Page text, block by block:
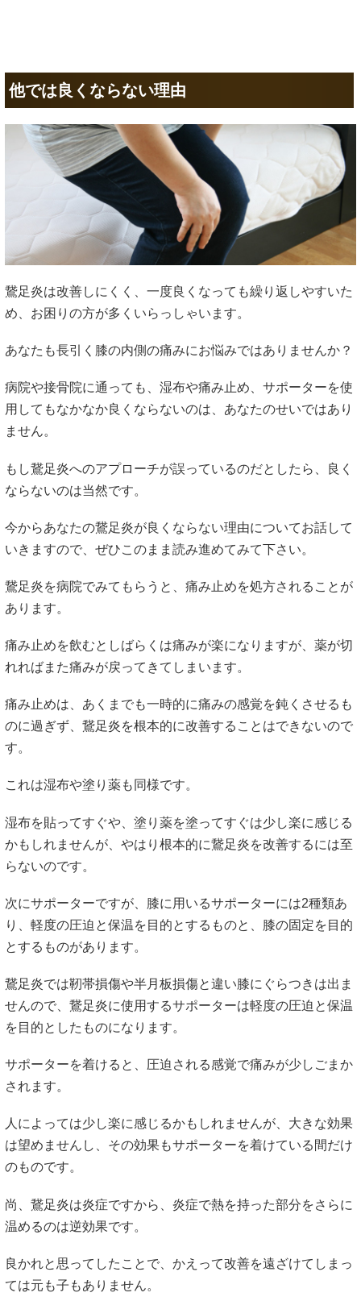
他では良くならない理由
鵞足炎は改善しにくく、一度良くなっても繰り返しやすいた
め、お困りの方が多くいらっしゃいます。
あなたも長引く膝の内側の痛みにお悩みではありませんか？
病院や接骨院に通っても、湿布や痛み止め、サポーターを使
用してもなかなか良くならないのは、あなたのせいではあり
ません。
もし鵞足炎へのアプローチが誤っているのだとしたら、良く
ならないのは当然です。
今からあなたの鵞足炎が良くならない理由についてお話して
いきますので、ぜひこのまま読み進めてみて下さい。
鵞足炎を病院でみてもらうと、痛み止めを処方されることが
あります。
痛み止めを飲むとしばらくは痛みが楽になりますが、薬が切
れればまた痛みが戻ってきてしまいます。
痛み止めは、あくまでも一時的に痛みの感覚を鈍くさせるも
のに過ぎず、鵞足炎を根本的に改善することはできないので
す。
これは湿布や塗り薬も同様です。
湿布を貼ってすぐや、塗り薬を塗ってすぐは少し楽に感じる
かもしれませんが、やはり根本的に鵞足炎を改善するには至
らないのです。
次にサポーターですが、膝に用いるサポーターには2種類あ
り、軽度の圧迫と保温を目的とするものと、膝の固定を目的
とするものがあります。
鵞足炎では靭帯損傷や半月板損傷と違い膝にぐらつきは出ま
せんので、鵞足炎に使用するサポーターは軽度の圧迫と保温
を目的としたものになります。
サポーターを着けると、圧迫される感覚で痛みが少しごまか
されます。
人によっては少し楽に感じるかもしれませんが、大きな効果
は望めませんし、その効果もサポーターを着けている間だけ
のものです。
尚、鵞足炎は炎症ですから、炎症で熱を持った部分をさらに
温めるのは逆効果です。
良かれと思ってしたことで、かえって改善を遠ざけてしまっ
ては元も子もありません。